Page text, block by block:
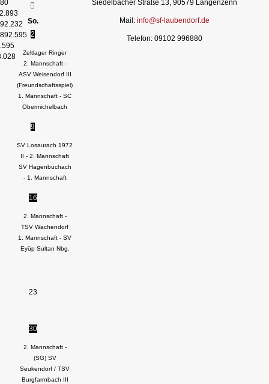
So.
2
Zeltlager Ringer
2. Mannschaft -
ASV Weisendorf III
(Freundschaftsspiel)
1. Mannschaft - SC
Obermichelbach
9
SV Losaurach 1972
II - 2. Mannschaft
SV Hagenbüchach
- 1. Mannschaft
16
2. Mannschaft -
TSV Wachendorf
1. Mannschaft - SV
Eyüp Sultan Nbg.
23
30
2. Mannschaft -
(SG) SV
Seukendorf / TSV
Burgfarrnbach III
80
2.893
92.232
892.595
Siedelbacher Straße 13, 90579 Langenzenn
Mail: info@sf-laubendorf.de
Telefon: 09102 996880